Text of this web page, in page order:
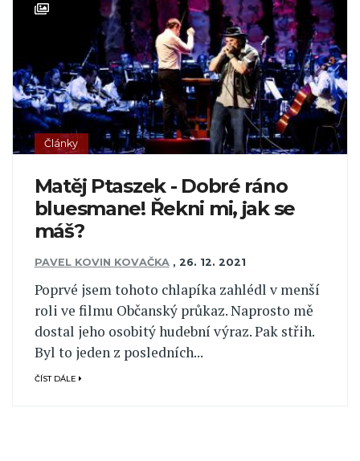
Články
Matěj Ptaszek - Dobré ráno
bluesmane! Řekni mi, jak se
máš?
PAVEL KOVIN KOVAČKA , 26. 12. 2021
Poprvé jsem tohoto chlapíka zahlédl v menší
roli ve filmu Občanský průkaz. Naprosto mě
dostal jeho osobitý hudební výraz. Pak střih.
Byl to jeden z posledních...
ČÍST DÁLE